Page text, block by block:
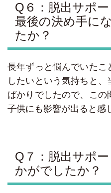
Q６：脱出サポー
最後の決め手に
たか？
長年ずっと悩んでいたこ
したいという気持ちと
ばかりでしたので、こ
子供にも影響が出ると感
Q７：脱出サポ
かがでしたか？